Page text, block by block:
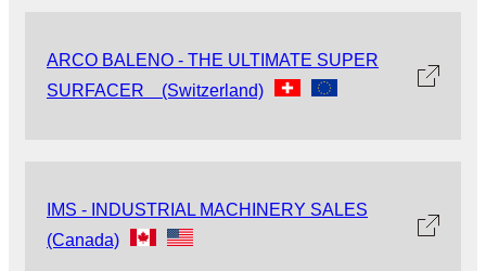
ARCO BALENO - THE ULTIMATE SUPER
SURFACER (Switzerland)
IMS - INDUSTRIAL MACHINERY SALES
(Canada)